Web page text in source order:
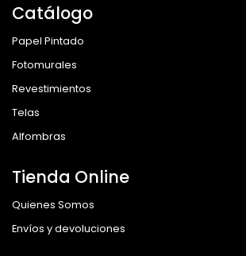
Catálogo
Papel Pintado
Fotomurales
Revestimientos
Telas
Alfombras
Tienda Online
Quienes Somos
Envíos y devoluciones